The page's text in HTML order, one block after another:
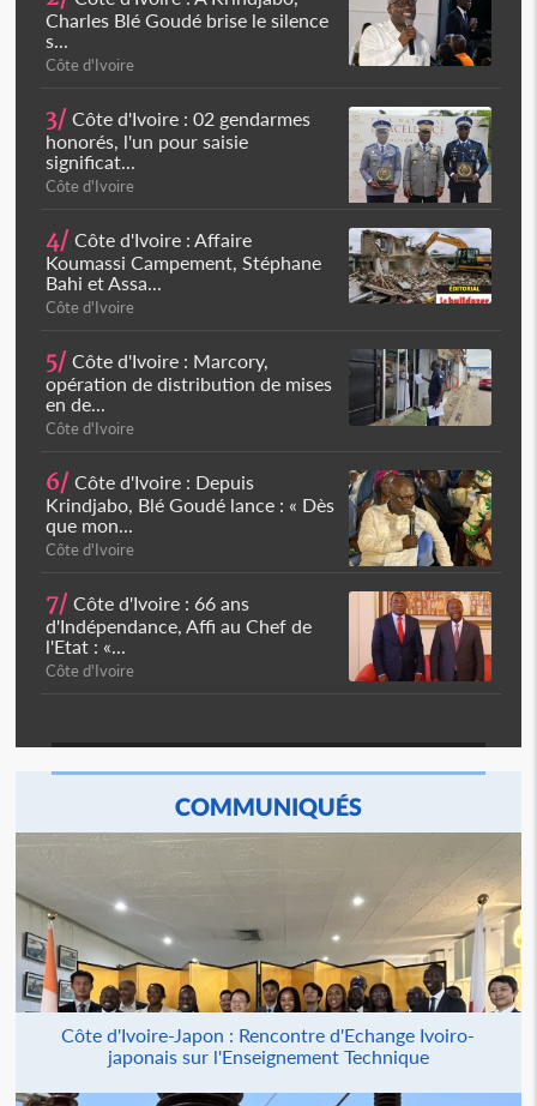
Charles Blé Goudé brise le silence
s...
Côte d'Ivoire
3/ Côte d'Ivoire : 02 gendarmes
honorés, l'un pour saisie
significat...
Côte d'Ivoire
4/ Côte d'Ivoire : Affaire
Koumassi Campement, Stéphane
Bahi et Assa...
Côte d'Ivoire
5/ Côte d'Ivoire : Marcory,
opération de distribution de mises
en de...
Côte d'Ivoire
6/ Côte d'Ivoire : Depuis
Krindjabo, Blé Goudé lance : « Dès
que mon...
Côte d'Ivoire
7/ Côte d'Ivoire : 66 ans
d'Indépendance, Affi au Chef de
l'Etat : «...
Côte d'Ivoire
COMMUNIQUÉS
Côte d'Ivoire-Japon : Rencontre d'Echange Ivoiro-
japonais sur l'Enseignement Technique